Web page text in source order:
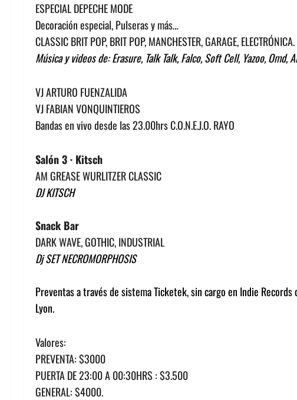
ESPECIAL DEPECHE MODE
Decoración especial, Pulseras y más…
CLASSIC BRIT POP, BRIT POP, MANCHESTER, GARAGE, ELECTRÓNICA.
Música y videos de: Erasure, Talk Talk, Falco, Soft Cell, Yazoo,
VJ ARTURO FUENZALIDA
VJ FABIAN VONQUINTIEROS
Bandas en vivo desde las 23.00hrs C.O.N.E.J.O. RAYO
Salón 3 · Kitsch
AM GREASE WURLITZER CLASSIC
DJ KITSCH
Snack Bar
DARK WAVE, GOTHIC, INDUSTRIAL
Dj SET NECROMORPHOSIS
Preventas a través de sistema Ticketek, sin cargo en Indie Records
Lyon.
Valores:
PREVENTA: $3000
PUERTA DE 23:00 A 00:30HRS : $3.500
GENERAL: $4000.